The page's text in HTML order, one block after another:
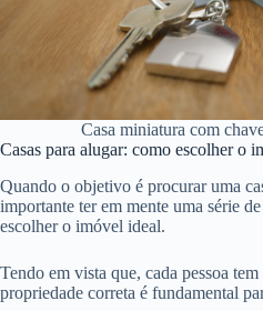
Casa miniatura com
Casas para alugar: como escolher o
Quando o objetivo é procurar uma
importante ter em mente uma série
escolher o imóvel ideal.
Tendo em vista que, cada pessoa tem
propriedade correta é fundamental